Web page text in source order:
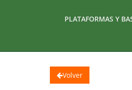
PLATAFORMAS Y
Volver